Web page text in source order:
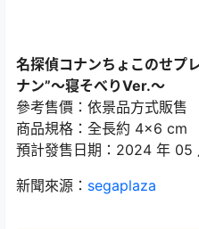
名探偵コナンちょこのせプ
ナン”～寝そべりVer.～
參考售價：依景品方式販售
商品規格：全長約 4×6 cm
預計發售日期：2024 年 05
新聞來源： segaplaza